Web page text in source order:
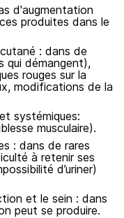
d'augmentation
produites dans le
: dans de
qui démangent),
rouges sur la
modifications de la
systémiques:
musculaire).
: dans de rares
à retenir ses
d’uriner)
et le sein : dans
peut se produire.